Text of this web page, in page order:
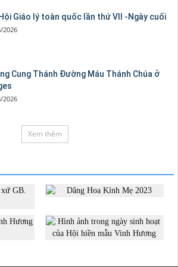
Giáo lý toàn quốc lần thứ VII -Ngày cuối
2026
Cung Thánh Ðường Máu Thánh Chúa ở
2026
Xem thêm